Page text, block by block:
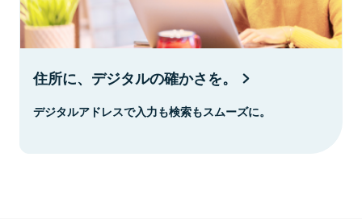
住所に、デジタルの確かさを。
デジタルアドレスで入力も検索もスムーズに。